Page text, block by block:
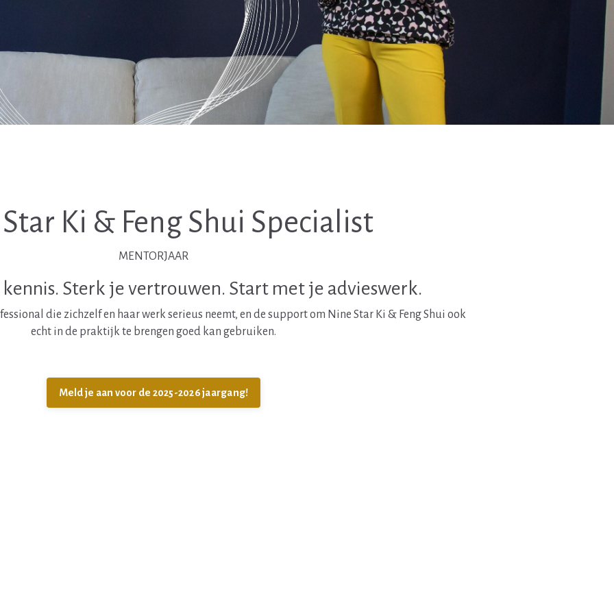
Ki & Feng Shui Specialist
MENTORJAAR
Sterk je vertrouwen. Start met je advieswerk.
die zichzelf en haar werk serieus neemt, en de support om Nine Star Ki & Feng Shui ook
echt in de praktijk te brengen goed kan gebruiken.
Meld je aan voor de 2025-2026 jaargang!